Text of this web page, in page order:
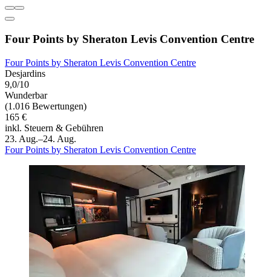
Four Points by Sheraton Levis Convention Centre
Four Points by Sheraton Levis Convention Centre
Desjardins
9,0/10
Wunderbar
(1.016 Bewertungen)
165 €
inkl. Steuern & Gebühren
23. Aug.–24. Aug.
Four Points by Sheraton Levis Convention Centre